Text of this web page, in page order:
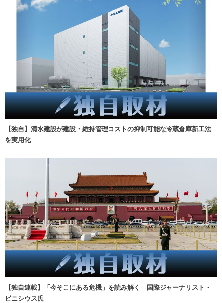
【独自】清水建設が建設・維持管理コストの抑制可能な冷蔵倉庫新工法
を実用化
【独自連載】「今そこにある危機」を読み解く 国際ジャーナリスト・
ビニシウス氏